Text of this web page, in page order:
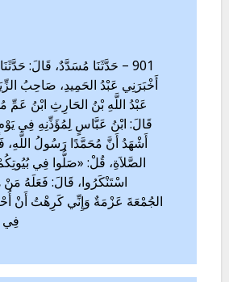
901 – حَدَّثَنَا مُسَدَّدٌ، قَالَ:
أَخْبَرَنِي عَبْدُ الحَمِيدِ، صَاحِبُ
عَبْدُ اللَّهِ بْنُ الحَارِثِ ابْنُ عَمِّ
قَالَ: ابْنُ عَبَّاسٍ لِمُؤَذِّنِهِ فِي
أَشْهَدُ أَنَّ مُحَمَّدًا رَسُولُ اللَّهِ،
الصَّلاَةِ، قُلْ: «صَلُّوا فِي
اسْتَنْكَرُوا، قَالَ: فَعَلَهُ
الجُمْعَةَ عَزْمَةٌ وَإِنِّي كَرِهْتُ أَنْ
فِي